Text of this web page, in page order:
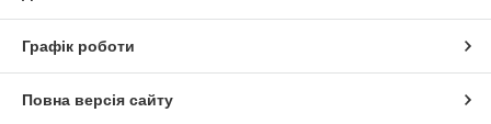
Графік роботи
Повна версія сайту